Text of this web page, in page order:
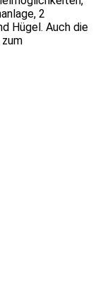
2
Hügel. Auch die